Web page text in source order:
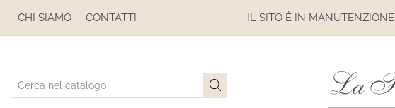
CHI SIAMO CONTATTI IL SITO È IN MANUTENZIONE. NON